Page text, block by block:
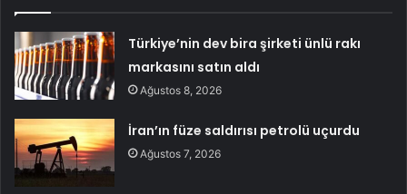
Türkiye’nin dev bira şirketi ünlü rakı
markasını satın aldı
Ağustos 8, 2026
İran’ın füze saldırısı petrolü uçurdu
Ağustos 7, 2026